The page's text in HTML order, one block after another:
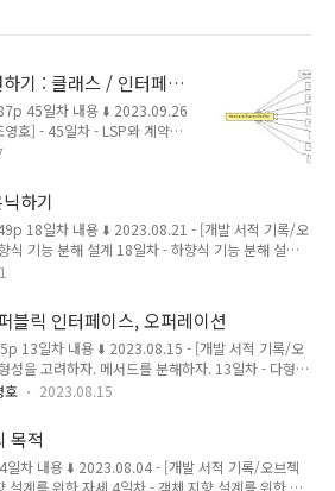
기 : 클래스 / 인터페이
45일차 내용 ⬇️ 2023.09.26
호] - 45일차 - LSP와 계약에
LSP와 계약에 의한 설계 : 가
브젝트_조영호] - 44일차 -
칙 44일차 - LSP와 계약에 의
TUE 547p ~ 557p 43
계층 구현 34일차 기록에서
. 2023.09.15 - [개발 서적 기
하기
18일차 내용 ⬇️ 2023.08.21 - [개발 서적 기록/오
식 기능 분해 설계 18일차 - 하향식 기능 분해 설계
17일차 내용 ⬇️ 2023.08.19 - [개발 서적 기록/오
FRI 214p ~ 224p 16 magenta-
템에서 자주 변경되는 부분을, 상대적으로 덜 변
감춰서, 시스템을 모듈 단위로 분해하는 방법 시스
듈 내부를 구현하고..
블릭 인터페이스, 오퍼레이션
13일차 내용 ⬇️ 2023.08.15 - [개발 서적 기록/오
성을 고려하자. 메서드를 분해하자. 13일차 - 다형성
. 2023.08.14 FRI 153p ~ 171p 12일차 내용 ⬇️
될 가능성이 있는 클래스를 찾아라 2023.08.12 SAT
게 쪼개서 응집도 높은 메서드 만들기 코드를 작
흐름을 이해하기 쉬워진다. 기억해야하는 정보를 줄
호 2023.08.15
목적
차 내용 ⬇️ 2023.08.04 - [개발 서적 기록/오브젝
설계를 위한 자세 4일차 - 객체 지향 설계를 위한 자